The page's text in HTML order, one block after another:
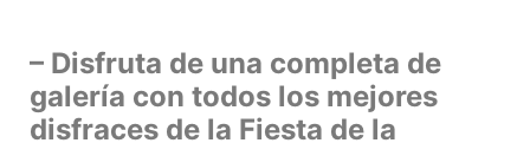
– Disfruta de una completa de
galería con todos los mejores
disfraces de la Fiesta de la